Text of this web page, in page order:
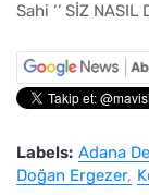
Sahi ‘’ SİZ NASIL
Labels: Adana
Doğan Ergezer